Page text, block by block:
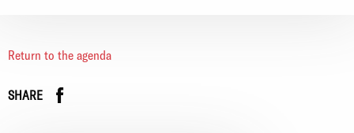
Return to the agenda
SHARE